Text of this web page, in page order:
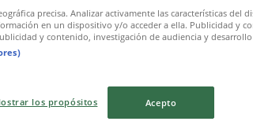
precisa. Analizar activamente las características del
en un dispositivo y/o acceder a ella. Publicidad y
y contenido, investigación de audiencia y desarrollo
los propósitos Acepto